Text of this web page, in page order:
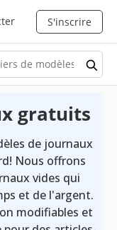
S'inscrire
gratuits
de journaux
Nous offrons
vides qui
et de l'argent.
modifiables et